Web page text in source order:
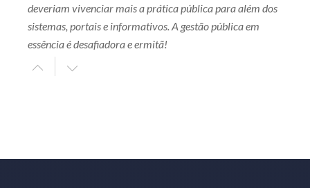
deveriam vivenciar mais a prática pública para além dos
sistemas, portais e informativos. A gestão pública em
essência é desafiadora e ermitã!